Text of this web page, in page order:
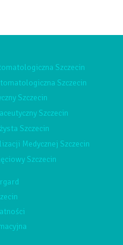
Szczecin
Szczecin
Szczecin
Szczecin
Szczecin
Medycznej Szczecin
Szczecin